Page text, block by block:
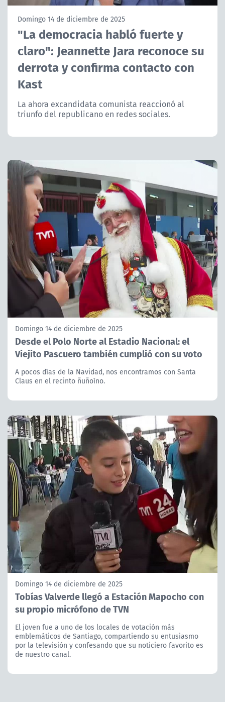
ACTUALIDAD Y TENDENCIAS
CORPORATIVO Y TRANSPARENCIA
ÁREA DE PROYECTOS
Domingo 14 de diciembre de 2025
"La democracia habló fuerte y
claro": Jeannette Jara reconoce su
derrota y confirma contacto con
Kast
La ahora excandidata comunista reaccionó al
triunfo del republicano en redes sociales.
Domingo 14 de diciembre de 2025
Desde el Polo Norte al Estadio Nacional: el
Viejito Pascuero también cumplió con su voto
A pocos días de la Navidad, nos encontramos con Santa
Claus en el recinto ñuñoíno.
Domingo 14 de diciembre de 2025
Tobías Valverde llegó a Estación Mapocho con
su propio micrófono de TVN
El joven fue a uno de los locales de votación más
emblemáticos de Santiago, compartiendo su entusiasmo
por la televisión y confesando que su noticiero favorito es
de nuestro canal.